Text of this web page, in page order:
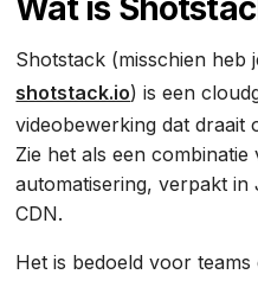
Wat is
Shotstack (misschien heb
shotstack.io) is een
videobewerking dat draait
Zie het als een combinatie
automatisering, verpakt in
CDN.
Het is bedoeld voor